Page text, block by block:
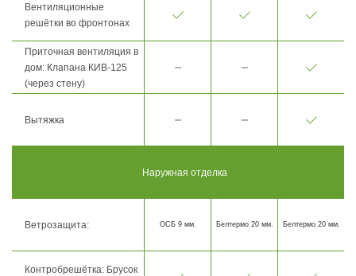
Вентиляционные
решётки во фронтонах
Приточная вентиляция в
дом: Клапана КИВ-125
(через стену)
Вытяжка
Наружная отделка
Ветрозащита: ОСБ 9 мм. Белтермо 20 мм. Белтермо 20 мм.
Контробрешётка: Брусок